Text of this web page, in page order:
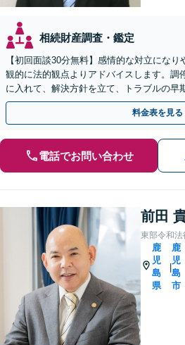
相続財産調査・鑑定
【初回面談30分無料】感情的な対立にな
観的に法的観点よりアドバイスします。調
に入れて、解決方針を立て、トラブルの早
所前2分】【休日・夜間面談OK】
料金表を見る
電話でお問い合わせ
前田
東部令和法
鹿
児
島
県
|
鹿
児
島
市